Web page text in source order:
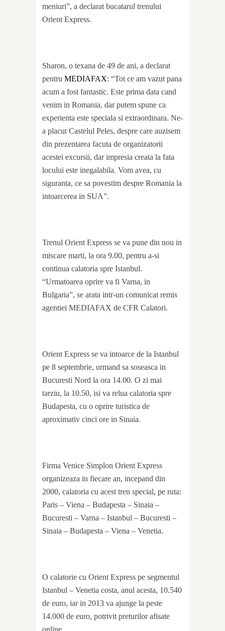
meniuri”, a declarat bucatarul trenului
Orient Express.
Sharon, o texana de 49 de ani, a declarat
pentru MEDIAFAX: “Tot ce am vazut pana
acum a fost fantastic. Este prima data cand
venim in Romania, dar putem spune ca
experienta este speciala si extraordinara. Ne-
a placut Castelul Peles, despre care auzisem
din prezentarea facuta de organizatorii
acestei excursii, dar impresia creata la fata
locului este inegalabila. Vom avea, cu
siguranta, ce sa povestim despre Romania la
intoarcerea in SUA”.
Trenul Orient Express se va pune din nou in
miscare marti, la ora 9.00, pentru a-si
continua calatoria spre Istanbul.
“Urmatoarea oprire va fi Varna, in
Bulgaria”, se arata intr-un comunicat remis
agentiei MEDIAFAX de CFR Calatori.
Orient Express se va intoarce de la Istanbul
pe 8 septembrie, urmand sa soseasca in
Bucuresti Nord la ora 14.00. O zi mai
tarziu, la 10.50, isi va relua calatoria spre
Budapesta, cu o oprire turistica de
aproximativ cinci ore in Sinaia.
Firma Venice Simplon Orient Express
organizeaza in fiecare an, incepand din
2000, calatoria cu acest tren special, pe ruta:
Paris – Viena – Budapesta – Sinaia –
Bucuresti – Varna – Istanbul – Bucuresti –
Sinaia – Budapesta – Viena – Venetia.
O calatorie cu Orient Express pe segmentul
Istanbul – Venetia costa, anul acesta, 10.540
de euro, iar in 2013 va ajunge la peste
14.000 de euro, potrivit preturilor afisate
online.